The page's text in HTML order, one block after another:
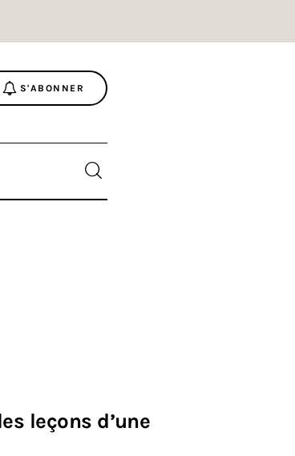
S'ABONNER
leçons d’une